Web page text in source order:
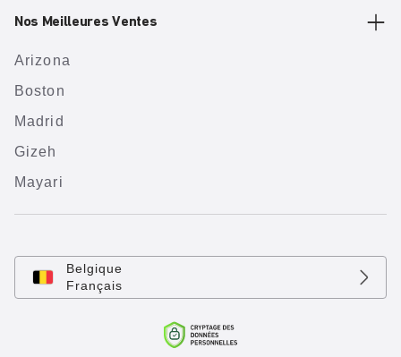
Nos Meilleures Ventes
Arizona
Boston
Madrid
Gizeh
Mayari
Belgique
Français